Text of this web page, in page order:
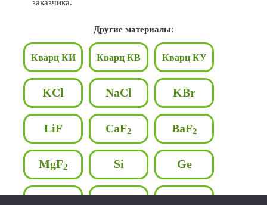
заказчика.
Другие материалы:
Кварц КИ Кварц КВ Кварц КУ
KCl NaCl KBr
LiF CaF2 BaF2
MgF2 Si Ge
ZnSe ZnS Al O